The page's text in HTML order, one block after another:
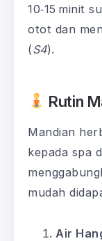
10‑15 minit
otot dan
(S4).
Rutin
Mandian
kepada spa
mudah
Air